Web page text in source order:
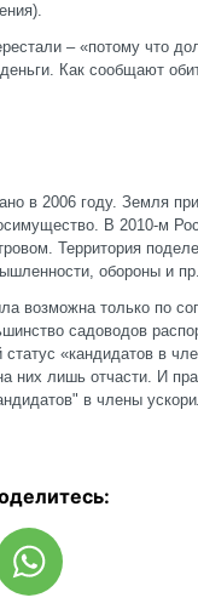
– «потому что
Как сообщают
в 2006 году. Земля
В 2010-м
Территория
обороны и
возможна только по
садоводов
«кандидатов в
них лишь отчасти. И
в члены